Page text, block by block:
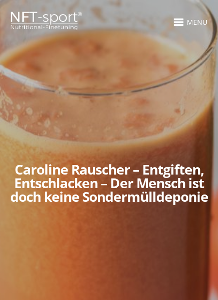
MENU
Caroline Rauscher – Entgiften,
Entschlacken – Der Mensch ist
doch keine Sondermülldeponie